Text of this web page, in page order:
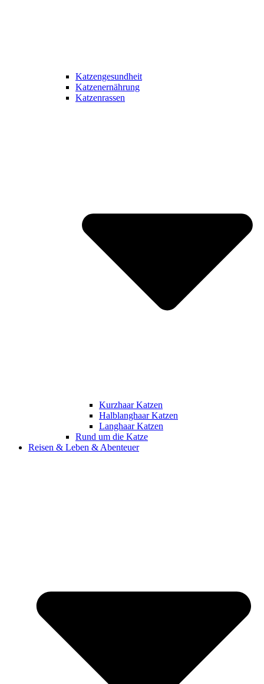
Katzengesundheit
Katzenernährung
Katzenrassen
Kurzhaar Katzen
Halblanghaar Katzen
Langhaar Katzen
Rund um die Katze
Reisen & Leben & Abenteuer